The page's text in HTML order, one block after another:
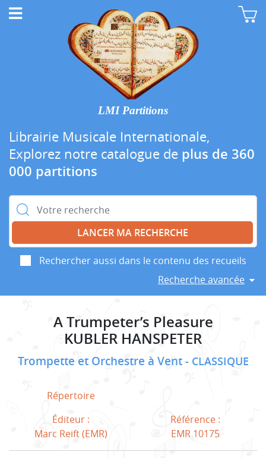
LMI Partitions
Librairie Musicale Internationale,
Explorez notre catalogue de plus de 360
000 partitions
Rechercher :
Rechercher aussi dans le contenu des recueils
Recherche avancée
A Trumpeter’s Pleasure
KUBLER HANSPETER
Trompette et Orchestre à Vent CLASSIQUE
Répertoire
Éditeur :
Marc Reift (EMR)
Référence :
EMR 10175